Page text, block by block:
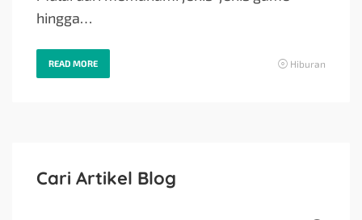
hingga…
READ MORE Hiburan
Cari Artikel Blog